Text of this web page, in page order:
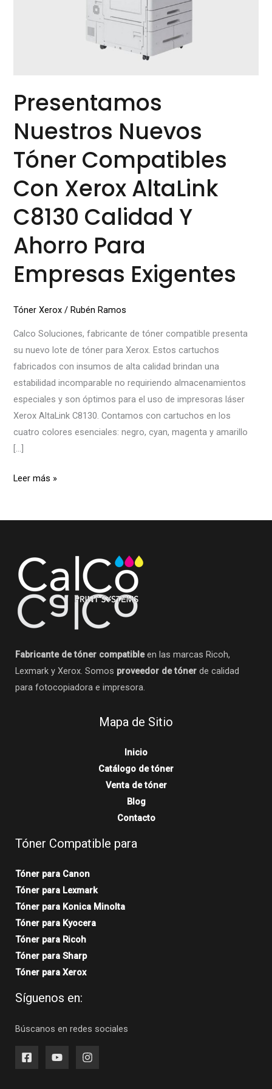
Presentamos
Nuestros Nuevos
Tóner Compatibles
Con Xerox AltaLink
C8130 Calidad Y
Ahorro Para
Empresas Exigentes
Tóner Xerox /Rubén Ramos
Calco Soluciones, fabricante de tóner compatible presenta
su nuevo lote de tóner para Xerox. Estos cartuchos
fabricados con insumos de alta calidad brindan una
estabilidad incomparable no requiriendo almacenamientos
especiales y son óptimos para el uso de impresoras láser
Xerox AltaLink C8130. Contamos con cartuchos en los
cuatro colores esenciales: negro, cyan, magenta y amarillo
[…]
para
empresas
exigentes
Leer más »
Fabricante de tóner compatibleen las marcas Ricoh,
Lexmark y Xerox. Somos proveedor de tóner de calidad
para fotocopiadora e impresora.
Mapa de Sitio
Inicio
Catálogo de tóner
Venta de tóner
Blog
Contacto
Tóner Compatible para
Tóner para Canon
Tóner para Lexmark
Tóner para Konica Minolta
Tóner para Kyocera
Tóner para Ricoh
Tóner para Sharp
Tóner para Xerox
Síguenos en:
Búscanos en redes sociales